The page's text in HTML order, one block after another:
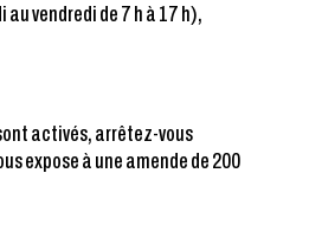
vendredi de 7 h à 17 h),
activés, arrêtez-vous
expose à une amende de 200